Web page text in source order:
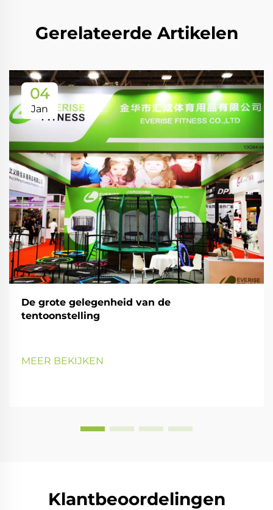
Gerelateerde Artikelen
04
Jan
De grote gelegenheid van de
tentoonstelling
MEER BEKIJKEN
Klantbeoordelingen